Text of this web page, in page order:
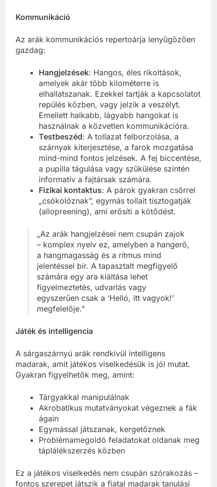
Kommunikáció
Az arák kommunikációs repertoárja lenyűgözően
gazdag:
Hangjelzések: Hangos, éles rikoltások,
amelyek akár több kilométerre is
elhallatszanak. Ezekkel tartják a kapcsolatot
repülés közben, vagy jelzik a veszélyt.
Emellett halkabb, lágyabb hangokat is
használnak a közvetlen kommunikációra.
Testbeszéd: A tollazat felborzolása, a
szárnyak kiterjesztése, a farok mozgatása
mind-mind fontos jelzések. A fej biccentése,
a pupilla tágulása vagy szűkülése szintén
informatív a fajtársak számára.
Fizikai kontaktus: A párok gyakran csőrrel
„csókolóznak”, egymás tollait tisztogatják
(allopreening), ami erősíti a kötődést.
„Az arák hangjelzései nem csupán zajok
– komplex nyelv ez, amelyben a hangerő,
a hangmagasság és a ritmus mind
jelentéssel bír. A tapasztalt megfigyelő
számára egy ara kiáltása lehet
figyelmeztetés, udvarlás vagy
egyszerűen csak a ‘Helló, itt vagyok!’
megfelelője.”
Játék és intelligencia
A sárgaszárnyú arák rendkívül intelligens
madarak, amit játékos viselkedésük is jól mutat.
Gyakran figyelhetők meg, amint:
Tárgyakkal manipulálnak
Akrobatikus mutatványokat végeznek a fák
ágain
Egymással játszanak, kergetőznek
Problémamegoldó feladatokat oldanak meg
táplálékszerzés közben
Ez a játékos viselkedés nem csupán szórakozás –
fontos szerepet játszik a fiatal madarak tanulási